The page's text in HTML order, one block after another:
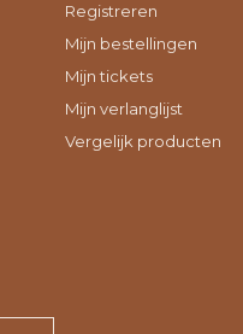
Registreren
Mijn bestellingen
Mijn tickets
Mijn verlanglijst
Vergelijk producten